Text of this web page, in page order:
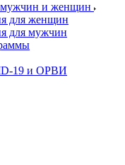
мужчин и женщин
для женщин
для мужчин
19 и ОРВИ